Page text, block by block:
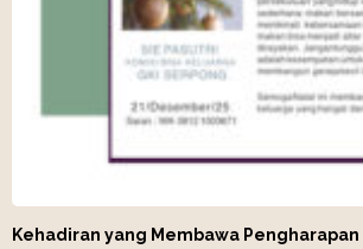
Kehadiran yang Membawa Pengharapan